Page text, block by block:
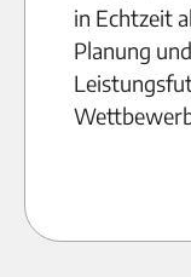
in Echtzeit
Planung